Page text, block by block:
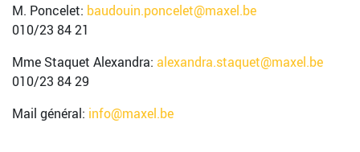
M. Poncelet: baudouin.poncelet@maxel.be
010/23 84 21
Mme Staquet Alexandra: alexandra.staquet@maxel.be
010/23 84 29
Mail général: info@maxel.be